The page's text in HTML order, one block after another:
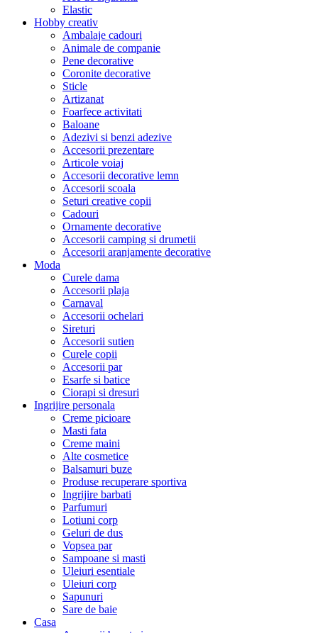
Elastic
Hobby creativ
Ambalaje cadouri
Animale de companie
Pene decorative
Coronite decorative
Sticle
Artizanat
Foarfece activitati
Baloane
Adezivi si benzi adezive
Accesorii prezentare
Articole voiaj
Accesorii decorative lemn
Accesorii scoala
Seturi creative copii
Cadouri
Ornamente decorative
Accesorii camping si drumetii
Accesorii aranjamente decorative
Moda
Curele dama
Accesorii plaja
Carnaval
Accesorii ochelari
Sireturi
Accesorii sutien
Curele copii
Accesorii par
Esarfe si batice
Ciorapi si dresuri
Ingrijire personala
Creme picioare
Masti fata
Creme maini
Alte cosmetice
Balsamuri buze
Produse recuperare sportiva
Ingrijire barbati
Parfumuri
Lotiuni corp
Geluri de dus
Vopsea par
Sampoane si masti
Uleiuri esentiale
Uleiuri corp
Sapunuri
Sare de baie
Casa